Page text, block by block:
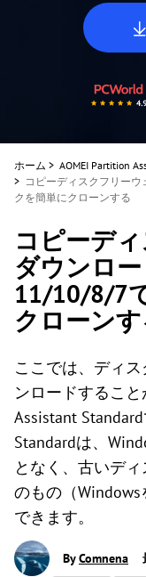
ホーム > AOMEI Partition
> コピーディスクフリー
クを簡単にクローンする
コピーデ
ダウンロ
11/10/8/7
クローン
ここでは、ディ
ンロードするこ
Assistant
Standardは、
となく、古いデ
のもの（
できます。
ByComnena